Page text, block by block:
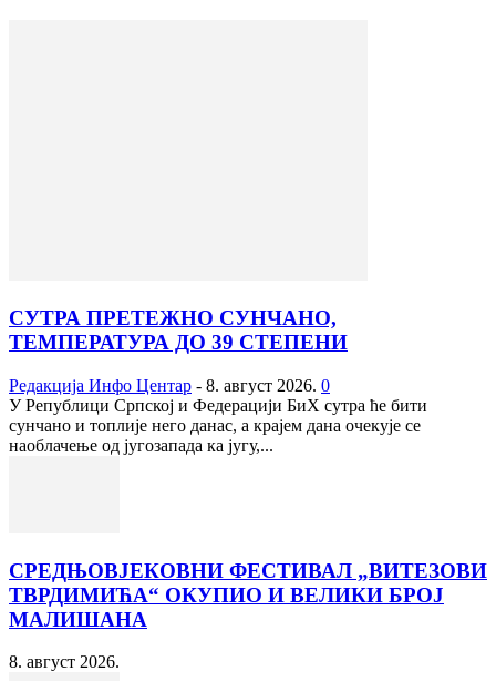
СУТРА ПРЕТЕЖНО СУНЧАНО,
ТЕМПЕРАТУРА ДО 39 СТЕПЕНИ
Редакција Инфо Центар - 8. август 2026. 0
У Републици Српској и Федерацији БиХ сутра ће бити
сунчано и топлије него данас, а крајем дана очекује се
наоблачење од југозапада ка југу,...
СРЕДЊОВЈЕКОВНИ ФЕСТИВАЛ „ВИТЕЗОВИ
ТВРДИМИЋА“ ОКУПИО И ВЕЛИКИ БРОЈ
МАЛИШАНА
8. август 2026.